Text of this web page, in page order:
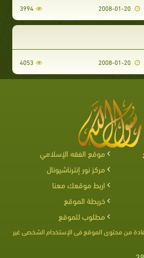
2008-01-20
3994
2008-01-20
4053
موقع الفقه الإسلامي
مركز نور إنترناشيونال
اربط موقعك معنا
خريطة الموقع
مطلوب للموقع
من محتوى الموقع فى الإستخدام الشخصى غير